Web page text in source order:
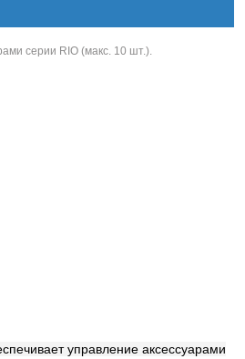
серии RIO (макс. 10 шт.).
управление аксессуарами